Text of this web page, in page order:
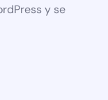
y se